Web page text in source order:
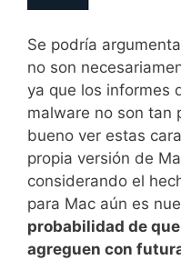
Se podría
no son
ya que los informes
malware no son tan
bueno ver estas
propia versión de
considerando el
para Mac aún es
probabilidad de
agreguen con